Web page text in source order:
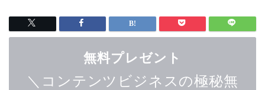
無料プレゼント
＼コンテンツビジネスの極秘無